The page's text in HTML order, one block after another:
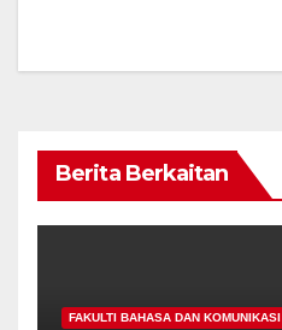
Berita Berkaitan
FAKULTI BAHASA DAN KOMUNIKASI